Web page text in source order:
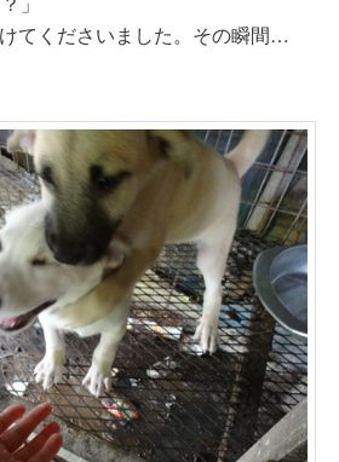
てくださいました。その瞬間…